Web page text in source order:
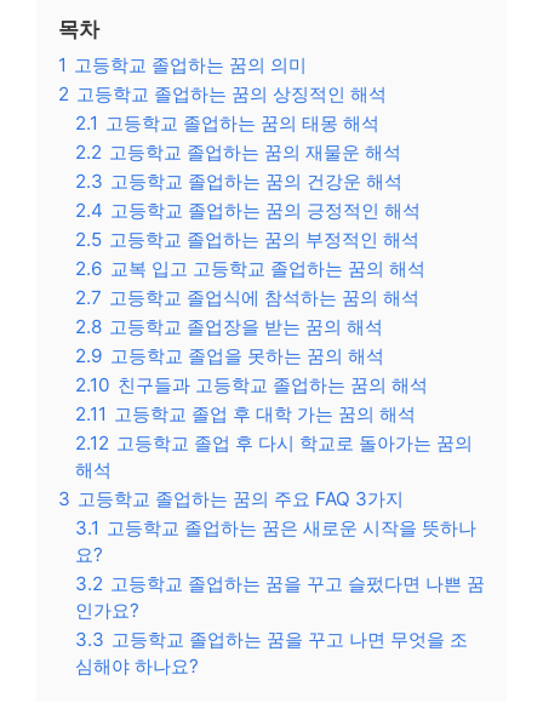
목차
1 고등학교 졸업하는 꿈의 의미
2 고등학교 졸업하는 꿈의 상징적인 해석
2.1 고등학교 졸업하는 꿈의 태몽 해석
2.2 고등학교 졸업하는 꿈의 재물운 해석
2.3 고등학교 졸업하는 꿈의 건강운 해석
2.4 고등학교 졸업하는 꿈의 긍정적인 해석
2.5 고등학교 졸업하는 꿈의 부정적인 해석
2.6 교복 입고 고등학교 졸업하는 꿈의 해석
2.7 고등학교 졸업식에 참석하는 꿈의 해석
2.8 고등학교 졸업장을 받는 꿈의 해석
2.9 고등학교 졸업을 못하는 꿈의 해석
2.10 친구들과 고등학교 졸업하는 꿈의 해석
2.11 고등학교 졸업 후 대학 가는 꿈의 해석
2.12 고등학교 졸업 후 다시 학교로 돌아가는 꿈의
해석
3 고등학교 졸업하는 꿈의 주요 FAQ 3가지
3.1 고등학교 졸업하는 꿈은 새로운 시작을 뜻하나
요?
3.2 고등학교 졸업하는 꿈을 꾸고 슬펐다면 나쁜 꿈
인가요?
3.3 고등학교 졸업하는 꿈을 꾸고 나면 무엇을 조
심해야 하나요?